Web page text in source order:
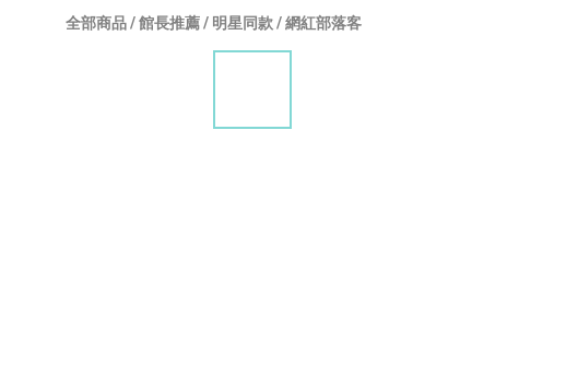
全部商品/館長推薦/ 明星同款/網紅部落客